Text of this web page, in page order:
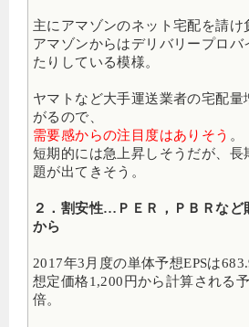
主にアマゾンのネット宅配を請け
アマゾンからはデリバリープロバ
たりしている模様。
ヤマトなど大手運送業者の宅配量
がるので、
需要感からの注目度はありそう 。
短期的には急上昇しそうだが、長
題が出てきそう。
２．割安性…ＰＥＲ，ＰＢＲなど
から
2017年3月度の単体予想EPSは
想定価格1,200円から計算される
倍。